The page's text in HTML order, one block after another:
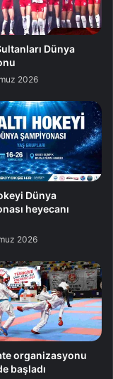
Dünya
2026
Dünya
heyecanı
2026
organizasyonu
başladı